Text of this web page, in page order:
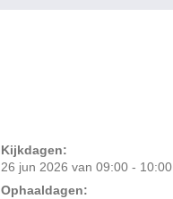
Kijkdagen:
26 jun 2026 van 09:00 - 10:00
Ophaaldagen: